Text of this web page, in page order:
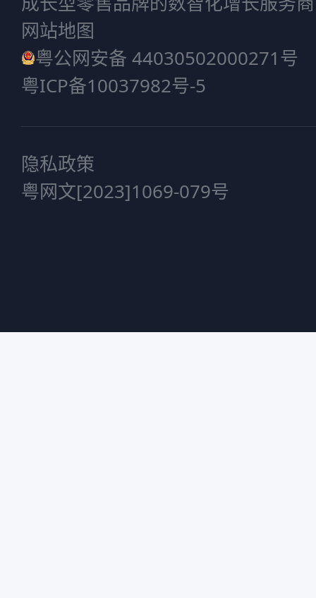
网站地图
粤公网安备 44030502000271号
粤ICP备10037982号-5
隐私政策
粤网文[2023]1069-079号